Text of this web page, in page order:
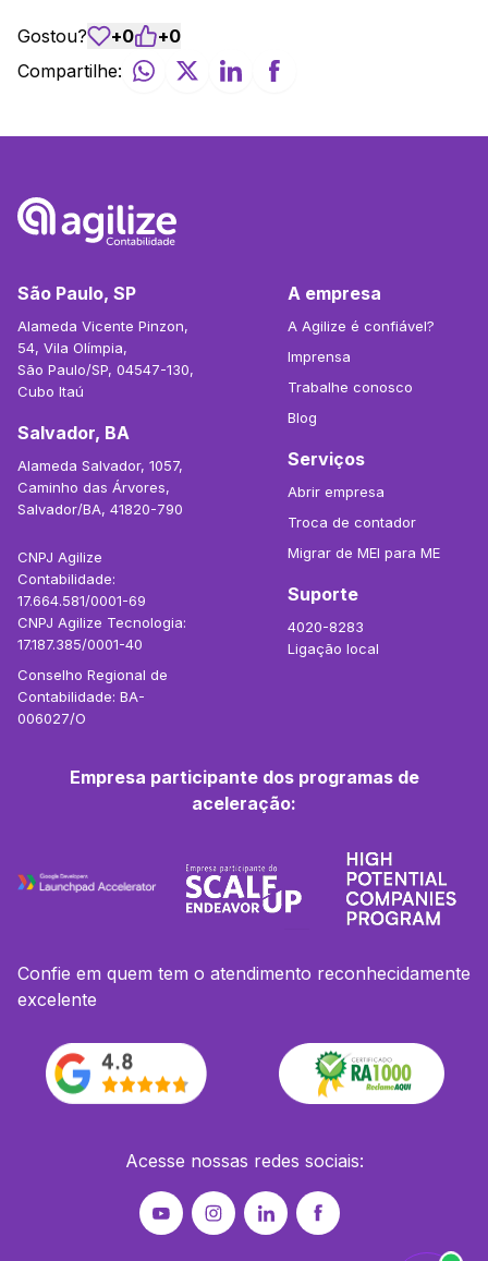
Gostou? +0 +0
Compartilhe:
São Paulo, SP
Alameda Vicente Pinzon,
54, Vila Olímpia,
São Paulo/SP, 04547-130,
Cubo Itaú
Salvador, BA
Alameda Salvador, 1057,
Caminho das Árvores,
Salvador/BA, 41820-790
CNPJ Agilize
Contabilidade:
17.664.581/0001-69
CNPJ Agilize Tecnologia:
17.187.385/0001-40
Conselho Regional de
Contabilidade: BA-
006027/O
A empresa
A Agilize é confiável?
Imprensa
Trabalhe conosco
Blog
Serviços
Abrir empresa
Troca de contador
Migrar de MEI para ME
Suporte
4020-8283
Ligação local
Empresa participante dos programas de
aceleração:
Confie em quem tem o atendimento reconhecidamente
excelente
Acesse nossas redes sociais: